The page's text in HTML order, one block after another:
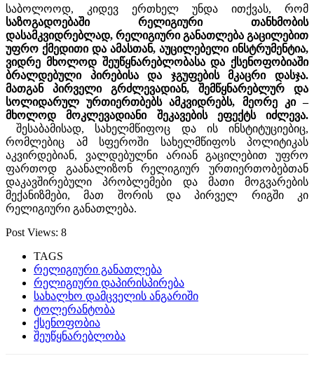
საბოლოოდ, კიდევ ერთხელ უნდა ითქვას, რომ
საზოგადოებაში რელიგიური თანხმობის
დასამკვიდრებლად, რელიგიური განათლება გაცილებით
უფრო ქმედითი და ამასთან, აუცილებელი ინსტრუმენტია,
ვიდრე მხოლოდ შეუწყნარებლობასა და ქსენოფობიაში
ბრალდებული პირებისა და ჯგუფების მკაცრი დასჯა.
მათგან პირველი გრძლევადიან, შემწყნარებლურ და
სოლიდარულ ურთიერთბებს ამკვიდრებს, მეორე კი –
მხოლოდ მოკლევადიანი შეკავების ეფექტს იძლევა.
შესაბამისად, სახელმწიფოც და ის ინსტიტუციებიც,
რომლებიც ამ სფეროში სახელმწიფოს პოლიტიკას
აკვირდებიან, ვალდებულნი არიან გაცილებით უფრო
ფართოდ გაანალიზონ რელიგიურ ურთიერთობებთან
დაკავშირებული პრობლემები და მათი მოგვარების
მექანიზმები, მათ შორის და პირველ რიგში კი
რელიგიური განათლება.
Post Views: 8
TAGS
რელიგიური განათლება
რელიგიური დაპირისპირება
სახალხო დამცველის ანგარიში
ტოლერანტობა
ქსენოფობია
შეუწყნარებლობა